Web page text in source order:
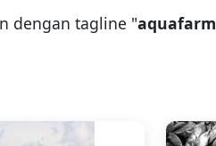
dengan tagline "aquafarm